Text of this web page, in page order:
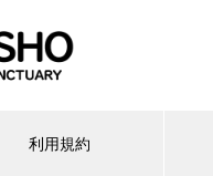
利用規約